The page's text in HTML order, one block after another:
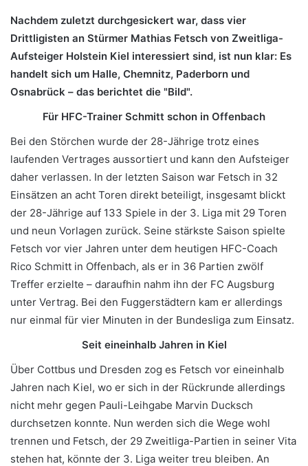
Nachdem zuletzt durchgesickert war, dass vier
Drittligisten an Stürmer Mathias Fetsch von Zweitliga-
Aufsteiger Holstein Kiel interessiert sind, ist nun klar: Es
handelt sich um Halle, Chemnitz, Paderborn und
Osnabrück – das berichtet die "Bild".
Für HFC-Trainer Schmitt schon in Offenbach
Bei den Störchen wurde der 28-Jährige trotz eines
laufenden Vertrages aussortiert und kann den Aufsteiger
daher verlassen. In der letzten Saison war Fetsch in 32
Einsätzen an acht Toren direkt beteiligt, insgesamt blickt
der 28-Jährige auf 133 Spiele in der 3. Liga mit 29 Toren
und neun Vorlagen zurück. Seine stärkste Saison spielte
Fetsch vor vier Jahren unter dem heutigen HFC-Coach
Rico Schmitt in Offenbach, als er in 36 Partien zwölf
Treffer erzielte – daraufhin nahm ihn der FC Augsburg
unter Vertrag. Bei den Fuggerstädtern kam er allerdings
nur einmal für vier Minuten in der Bundesliga zum Einsatz.
Seit eineinhalb Jahren in Kiel
Über Cottbus und Dresden zog es Fetsch vor eineinhalb
Jahren nach Kiel, wo er sich in der Rückrunde allerdings
nicht mehr gegen Pauli-Leihgabe Marvin Ducksch
durchsetzen konnte. Nun werden sich die Wege wohl
trennen und Fetsch, der 29 Zweitliga-Partien in seiner Vita
stehen hat, könnte der 3. Liga weiter treu bleiben. An